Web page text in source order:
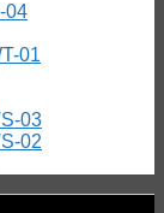
04
01
03
02